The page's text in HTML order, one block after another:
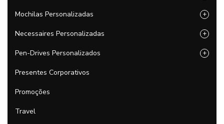
Mochilas Personalizadas +
Necessaires Personalizadas +
Pen-Drives Personalizados +
Presentes Corporativos
Promoções
Travel